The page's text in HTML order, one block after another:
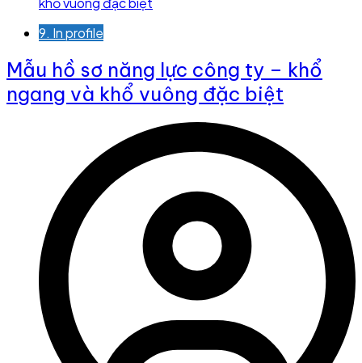
9. In profile
Mẫu hồ sơ năng lực công ty – khổ
ngang và khổ vuông đặc biệt